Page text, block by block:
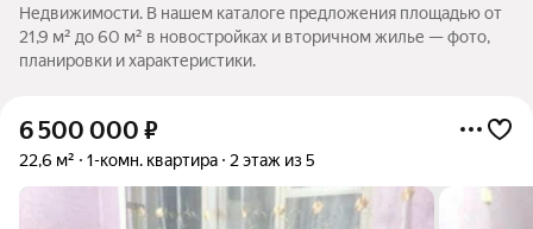
Недвижимости. В нашем каталоге предложения площадью от
21,9 м² до 60 м² в новостройках и вторичном жилье — фото,
планировки и характеристики.
6 500 000 ₽
22,6 м² 1-комн. квартира 2 этаж из 5